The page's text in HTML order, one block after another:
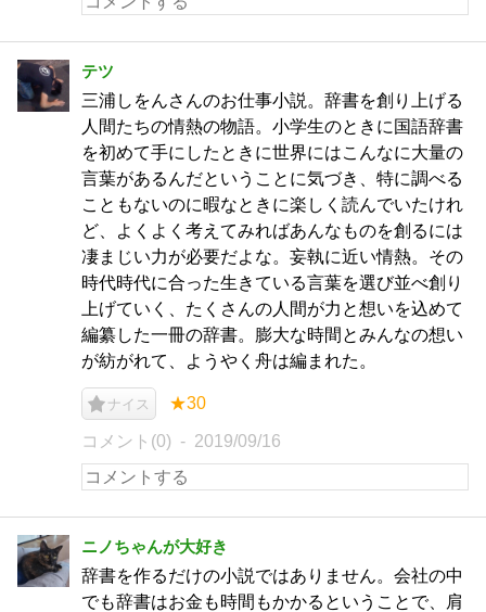
テツ
三浦しをんさんのお仕事小説。辞書を創り上げる
人間たちの情熱の物語。小学生のときに国語辞書
を初めて手にしたときに世界にはこんなに大量の
言葉があるんだということに気づき、特に調べる
こともないのに暇なときに楽しく読んでいたけれ
ど、よくよく考えてみればあんなものを創るには
凄まじい力が必要だよな。妄執に近い情熱。その
時代時代に合った生きている言葉を選び並べ創り
上げていく、たくさんの人間が力と想いを込めて
編纂した一冊の辞書。膨大な時間とみんなの想い
が紡がれて、ようやく舟は編まれた。
ナイス ★30
コメント(0) 2019/09/16
ニノちゃんが大好き
辞書を作るだけの小説ではありません。会社の中
でも辞書はお金も時間もかかるということで、肩